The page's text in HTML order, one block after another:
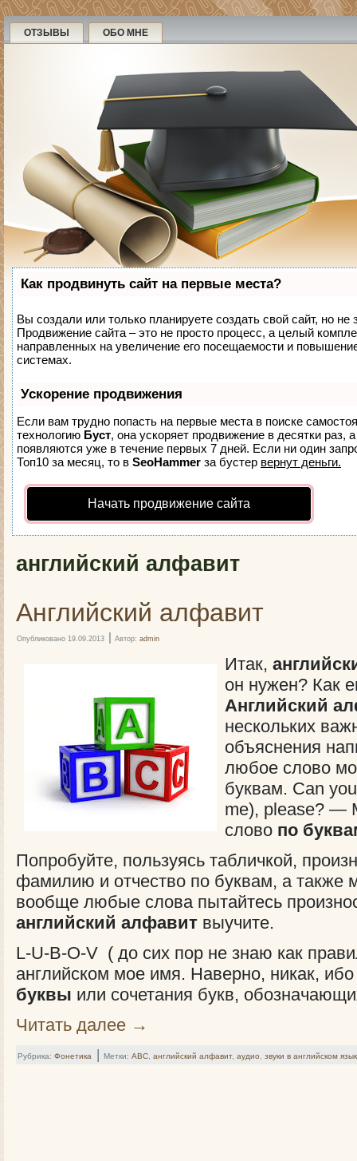
ОТЗЫВЫ ОБО МНЕ
Как продвинуть сайт на первые места?
Вы создали или только планируете создать свой сайт, но не
Продвижение сайта – это не просто процесс, а целый
направленных на увеличение его посещаемости и
системах.
Ускорение продвижения
Если вам трудно попасть на первые места в поиске
технологию Буст, она ускоряет продвижение в десятки раз,
появляются уже в течение первых 7 дней. Если ни один
Топ10 за месяц, то в SeoHammer за бустер вернут деньги.
Начать продвижение сайта
английский алфавит
Английский алфавит
Опубликовано 19.09.2013 | Автор: admin
Итак,
он нужен? Как
Английский
нескольких
объяснения
любое слово
буквам. Can
me), please?
слово по
Попробуйте, пользуясь табличкой,
фамилию и отчество по буквам, а также
вообще любые слова пытайтесь
английский алфавит выучите.
L-U-B-O-V ( до сих пор не знаю как
английском мое имя. Наверно, никак,
буквы или сочетания букв,
Читать далее →
Рубрика: Фонетика | Метки: ABC английский алфавит, аудио звуки в английском